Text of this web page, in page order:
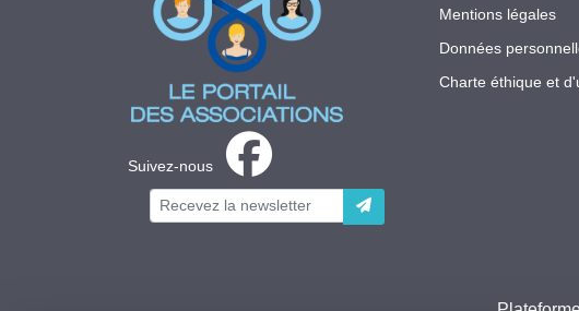
Suivez-nous
Mentions légales
Données
Charte éthique et